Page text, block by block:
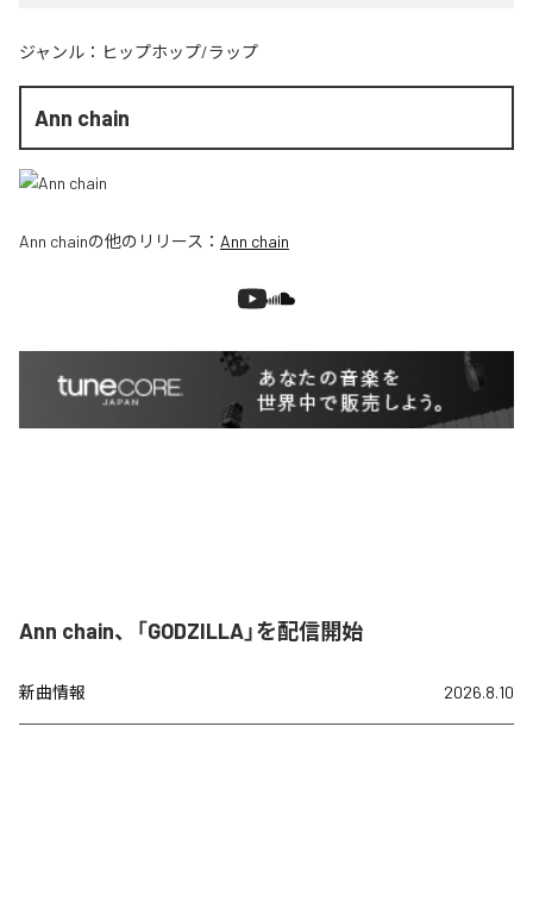
ジャンル： ヒップホップ/ラップ
Ann chain
Ann chainの他のリリース： Ann chain
Ann chain、「GODZILLA」を配信開始
新曲情報 2026.8.10